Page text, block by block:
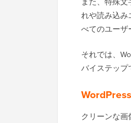
れや読み込み
べてのユーザ
それでは、
バイステップ
クリーンな